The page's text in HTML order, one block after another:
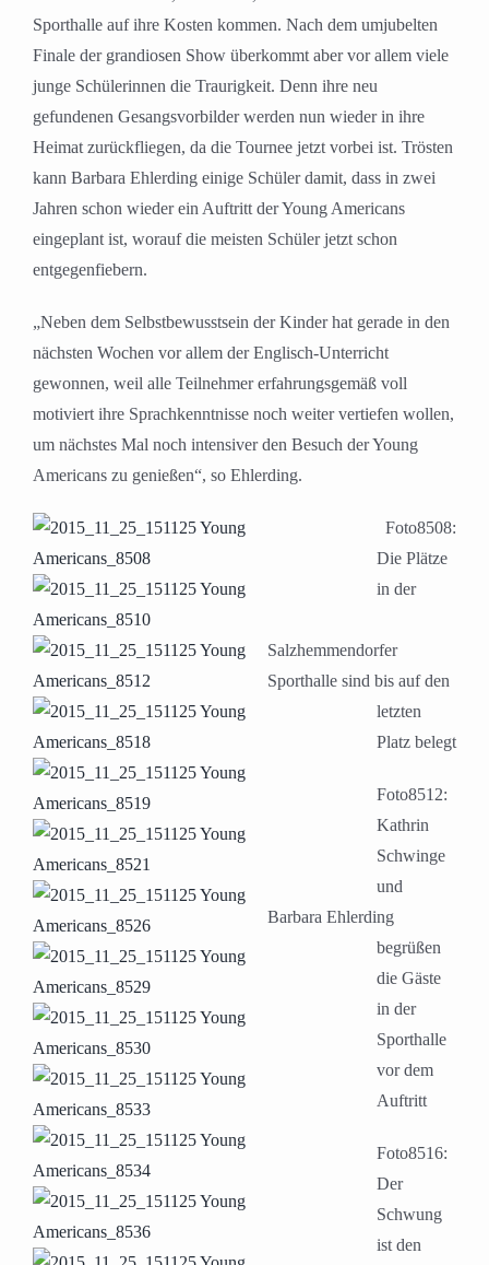
Sporthalle auf ihre Kosten kommen. Nach dem umjubelten
Finale der grandiosen Show überkommt aber vor allem viele
junge Schülerinnen die Traurigkeit. Denn ihre neu
gefundenen Gesangsvorbilder werden nun wieder in ihre
Heimat zurückfliegen, da die Tournee jetzt vorbei ist. Trösten
kann Barbara Ehlerding einige Schüler damit, dass in zwei
Jahren schon wieder ein Auftritt der Young Americans
eingeplant ist, worauf die meisten Schüler jetzt schon
entgegenfiebern.
„Neben dem Selbstbewusstsein der Kinder hat gerade in den
nächsten Wochen vor allem der Englisch-Unterricht
gewonnen, weil alle Teilnehmer erfahrungsgemäß voll
motiviert ihre Sprachkenntnisse noch weiter vertiefen wollen,
um nächstes Mal noch intensiver den Besuch der Young
Americans zu genießen“, so Ehlerding.
Foto8508:
Die Plätze
in der
Salzhemmendorfer
Sporthalle sind bis auf den
letzten
Platz belegt
Foto8512:
Kathrin
Schwinge
und
Barbara Ehlerding
begrüßen
die Gäste
in der
Sporthalle
vor dem
Auftritt
Foto8516:
Der
Schwung
ist den